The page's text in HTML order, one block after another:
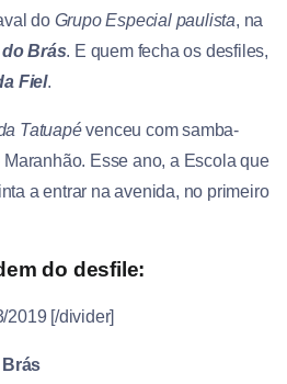
doGrupo Especial paulista, na
Brás. E quem fecha os desfiles,
Fiel.
Tatuapévenceu com samba-
Esse ano, a Escola que
a entrar na avenida, no primeiro
do desfile:
2019 [/divider]